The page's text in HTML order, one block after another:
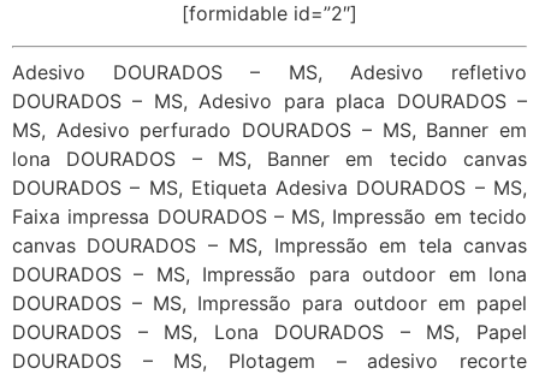
[formidable id=”2″]
Adesivo DOURADOS – MS, Adesivo refletivo
DOURADOS – MS, Adesivo para placa DOURADOS –
MS, Adesivo perfurado DOURADOS – MS, Banner em
lona DOURADOS – MS, Banner em tecido canvas
DOURADOS – MS, Etiqueta Adesiva DOURADOS – MS,
Faixa impressa DOURADOS – MS, Impressão em tecido
canvas DOURADOS – MS, Impressão em tela canvas
DOURADOS – MS, Impressão para outdoor em lona
DOURADOS – MS, Impressão para outdoor em papel
DOURADOS – MS, Lona DOURADOS – MS, Papel
DOURADOS – MS, Plotagem – adesivo recorte